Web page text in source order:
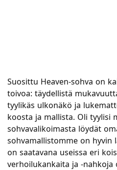
Suosittu Heaven-sohva on
toivoa: täydellistä
tyylikäs ulkonäkö ja
koosta ja mallista. Oli tyylisi
sohvavalikoimasta löydät
sohvamallistomme on hyvin
on saatavana useissa eri
verhoilukankaita ja -nahkoja